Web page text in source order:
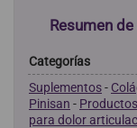
Resumen
Categorías
Suplementos-
Pinisan -
para dolor